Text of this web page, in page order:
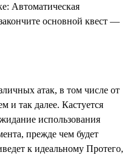
Автоматическая
основной квест —
атак, в том числе от
и так далее. Кастуется
использования
прежде чем будет
к идеальному Протего,